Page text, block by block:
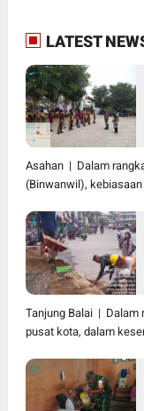
LATEST
Asahan | Dalam
(Binwanwil),
Tanjung Balai | Dalam
pusat kota, dalam